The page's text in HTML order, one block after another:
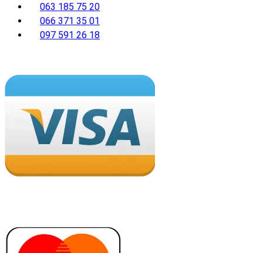
063 185 75 20
066 371 35 01
097 591 26 18